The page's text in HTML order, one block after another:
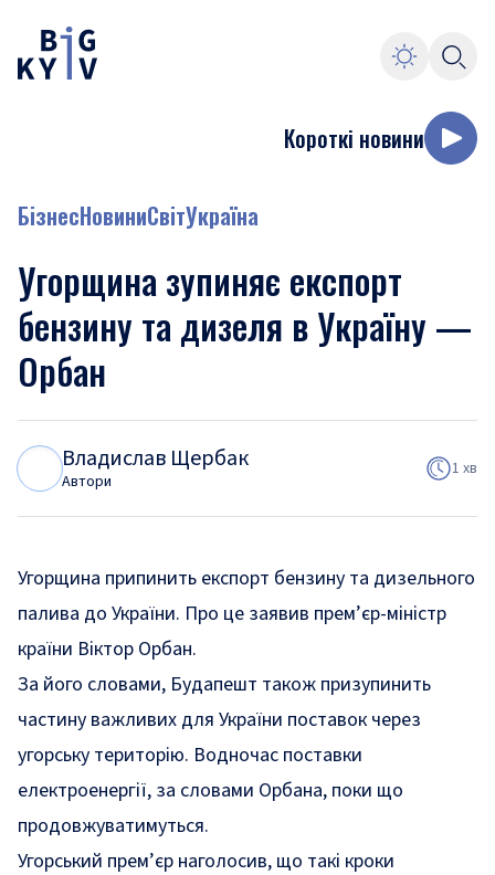
Короткі новини
БізнесНовиниСвітУкраїна
Угорщина зупиняє експорт
бензину та дизеля в Україну —
Орбан
Владислав Щербак
Автори
1 хв
Угорщина припинить експорт бензину та дизельного
палива до України. Про це заявив прем’єр-міністр
країни Віктор Орбан.
За його словами, Будапешт також призупинить
частину важливих для України поставок через
угорську територію. Водночас поставки
електроенергії, за словами Орбана, поки що
продовжуватимуться.
Угорський прем’єр наголосив, що такі кроки